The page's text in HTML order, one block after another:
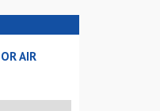
AIR